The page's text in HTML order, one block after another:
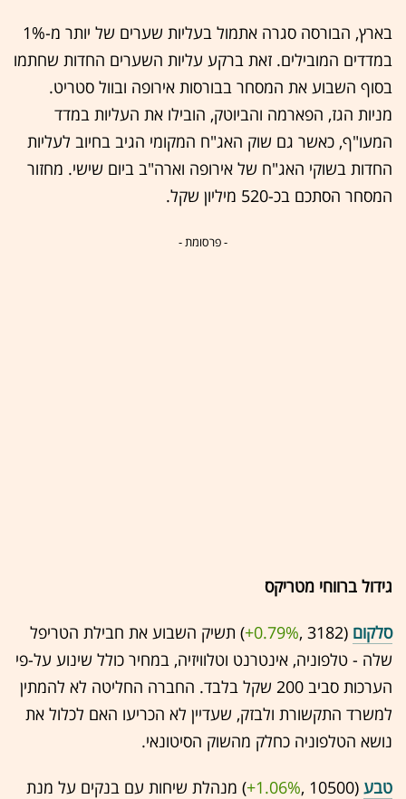
בארץ, הבורסה סגרה אתמול בעליות שערים של יותר מ-1%
במדדים המובילים. זאת ברקע עליות השערים החדות שחתמו
בסוף השבוע את המסחר בבורסות אירופה ובוול סטריט.
מניות הגז, הפארמה והביוטק, הובילו את העליות במדד
המעו"ף, כאשר גם שוק האג"ח המקומי הגיב בחיוב לעליות
החדות בשוקי האג"ח של אירופה וארה"ב ביום שישי. מחזור
המסחר הסתכם בכ-520 מיליון שקל.
- פרסומת -
גידול ברווחי מטריקס
סלקום (3182 ,‎
+0.79%‏) תשיק השבוע את חבילת הטריפל
שלה - טלפוניה, אינטרנט וטלוויזיה, במחיר כולל שינוע על-פי
הערכות סביב 200 שקל בלבד. החברה החליטה לא להמתין
למשרד התקשורת ולבזק, שעדיין לא הכריעו האם לכלול את
נושא הטלפוניה כחלק מהשוק הסיטונאי.
טבע (10500 ,‎
+1.06%‏) מנהלת שיחות עם בנקים על מנת